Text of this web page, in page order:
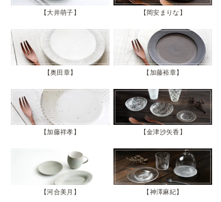
大井萌子 岡安まりな
奥田章 加藤裕章
加藤祥孝 金津沙矢香
河合美月 神澤麻紀